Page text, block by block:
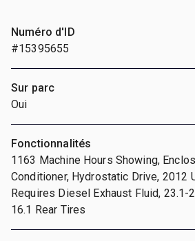
Numéro d'ID
#15395655
Sur parc
Oui
Fonctionnalités
1163 Machine Hours Showing,
Conditioner, Hydrostatic Drive, 2012
Requires Diesel Exhaust Fluid, 23.1-
16.1 Rear Tires